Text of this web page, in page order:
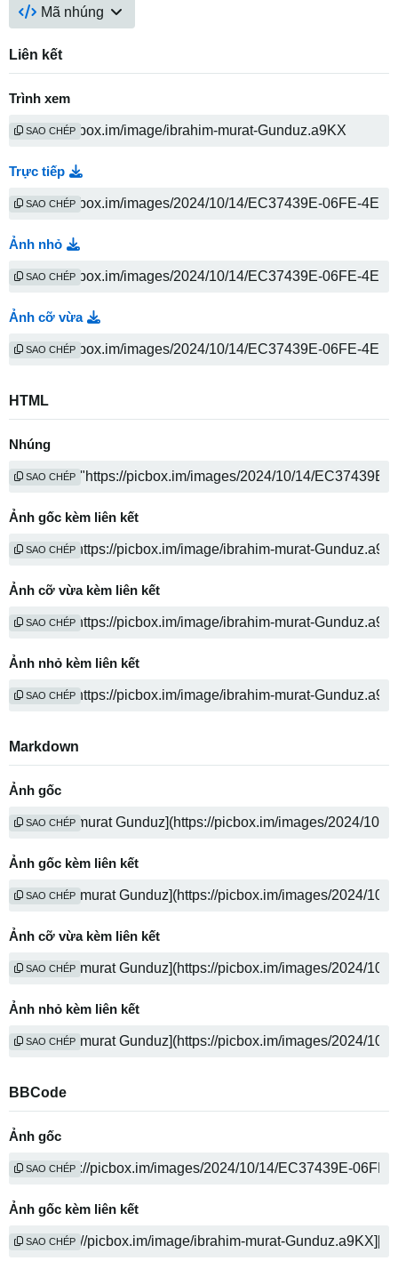
Mã nhúng
Liên kết
Trình xem
SAO CHÉP
Trực tiếp
SAO CHÉP
Ảnh nhỏ
SAO CHÉP
Ảnh cỡ vừa
SAO CHÉP
HTML
Nhúng
SAO CHÉP
Ảnh gốc kèm liên kết
SAO CHÉP
Ảnh cỡ vừa kèm liên kết
SAO CHÉP
Ảnh nhỏ kèm liên kết
SAO CHÉP
Markdown
Ảnh gốc
SAO CHÉP
Ảnh gốc kèm liên kết
SAO CHÉP
Ảnh cỡ vừa kèm liên kết
SAO CHÉP
Ảnh nhỏ kèm liên kết
SAO CHÉP
BBCode
Ảnh gốc
SAO CHÉP
Ảnh gốc kèm liên kết
SAO CHÉP